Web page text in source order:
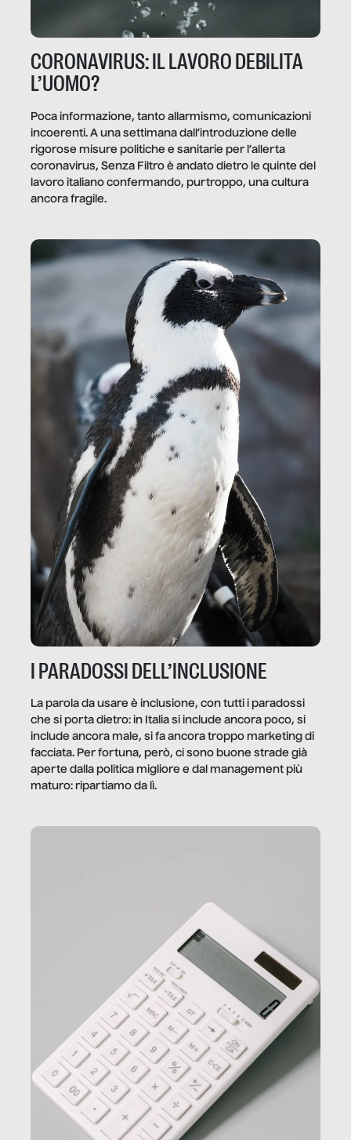
CORONAVIRUS: IL LAVORO DEBILITA
L’UOMO?
Poca informazione, tanto allarmismo, comunicazioni
incoerenti. A una settimana dall’introduzione delle
rigorose misure politiche e sanitarie per l’allerta
coronavirus, Senza Filtro è andato dietro le quinte del
lavoro italiano confermando, purtroppo, una cultura
ancora fragile.
I PARADOSSI DELL’INCLUSIONE
La parola da usare è inclusione, con tutti i paradossi
che si porta dietro: in Italia si include ancora poco, si
include ancora male, si fa ancora troppo marketing di
facciata. Per fortuna, però, ci sono buone strade già
aperte dalla politica migliore e dal management più
maturo: ripartiamo da lì.